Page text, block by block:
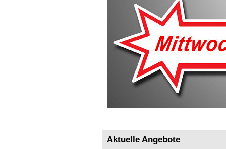
Aktuelle Angebote